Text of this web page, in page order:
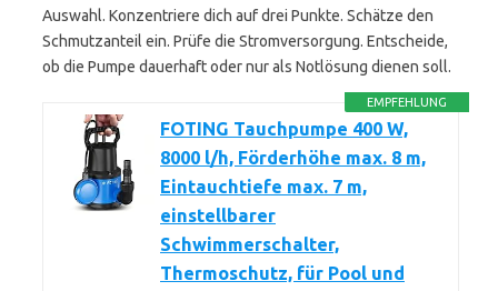
Auswahl. Konzentriere dich auf drei Punkte. Schätze den
Schmutzanteil ein. Prüfe die Stromversorgung. Entscheide,
ob die Pumpe dauerhaft oder nur als Notlösung dienen soll.
EMPFEHLUNG
FOTING Tauchpumpe 400 W,
8000 l/h, Förderhöhe max. 8 m,
Eintauchtiefe max. 7 m,
einstellbarer
Schwimmerschalter,
Thermoschutz, für Pool und